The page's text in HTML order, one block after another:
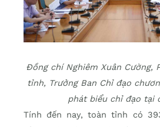
Đồng chí Nghiêm Xuân Cường,
tỉnh, Trưởng Ban Chỉ đạo
phát biểu chỉ đạo tại
Tính đến nay, toàn tỉnh có